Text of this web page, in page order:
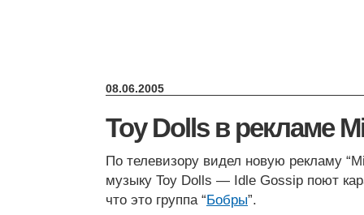
08.06.2005
Toy Dolls в рекламе
По телевизору видел новую рекламу
музыку Toy Dolls — Idle Gossip поют
что это группа “Бобры”.